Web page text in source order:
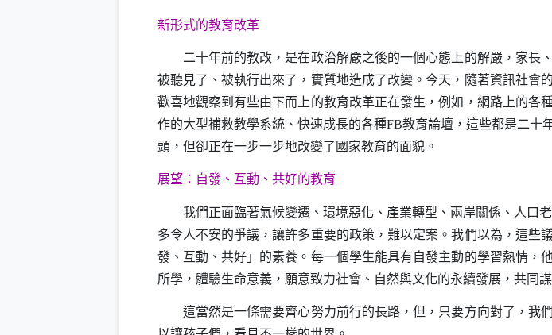
新形式的教育改革
二十年前的教改，是在政治解嚴之後的一個心態上的解嚴，家長
被聽見了、被執行出來了，實質地造成了改變。今天，隨著資訊社會
歡喜地觀察到有些由下而上的教育改革正在發生，例如，網路上的各
作的大型補救教學系統、快速成長的各種FB教育論壇，這些都是二十
頭，但卻正在一步一步地改變了國家教育的面貌。
展望：自發、互動、共好的教育
我們正面臨著氣候變遷、環境惡化、產業轉型、兩岸關係、人口
多令人不安的爭議，讓許多重要的政策，難以定案。我們以為，這些
發、互動、共好」的素養。每一個學生能具有自發主動的學習熱情
所學，體驗生命意義，願意致力社會、自然與文化的永續發展，共同
這當然是一條需要齊心努力前行的長路，但，只要方向對了，我